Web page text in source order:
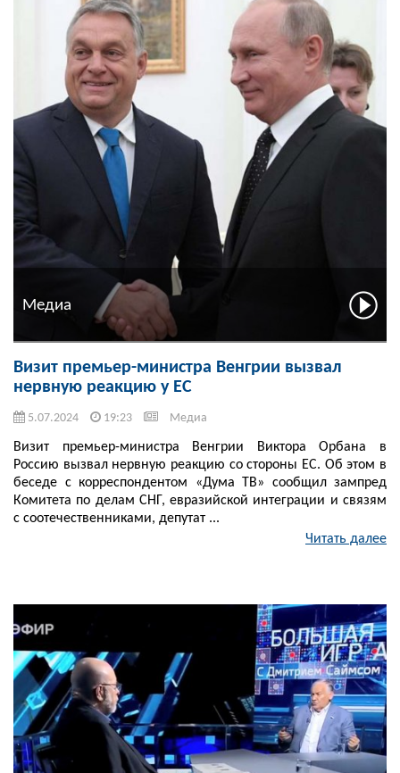
Медиа
Визит премьер-министра Венгрии вызвал
нервную реакцию у ЕС
5.07.2024 19:23 Медиа
Визит премьер-министра Венгрии Виктора Орбана в
Россию вызвал нервную реакцию со стороны ЕС. Об этом в
беседе с корреспондентом «Дума ТВ» сообщил зампред
Комитета по делам СНГ, евразийской интеграции и связям
с соотечественниками, депутат ...
Читать далее